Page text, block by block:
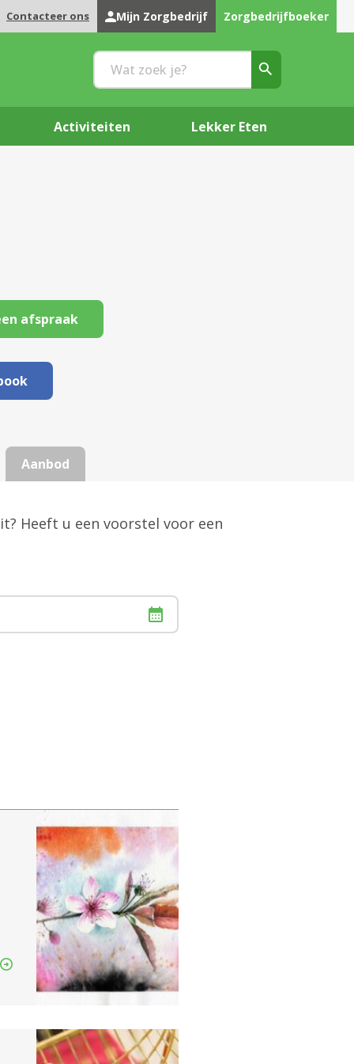
Contacteer ons Mijn Zorgbedrijf Zorgbedrijfboeker
Activiteiten Lekker Eten
afspraak
Heeft u een voorstel voor een
Aanbod